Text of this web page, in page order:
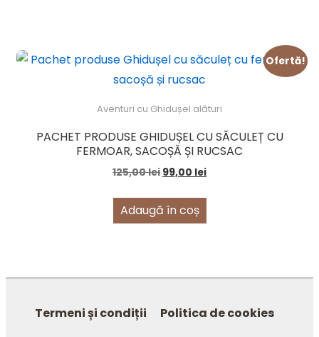
Ofertă!
Aventuri cu Ghidușel alături
PACHET PRODUSE GHIDUȘEL CU SĂCULEȚ CU
FERMOAR, SACOȘĂ ȘI RUCSAC
125,00lei Prețul
a
fost:
99,00 leiPrețul
99,00 lei.
Adaugă în coș
MENIU
Termeni și condiții Politica de cookies